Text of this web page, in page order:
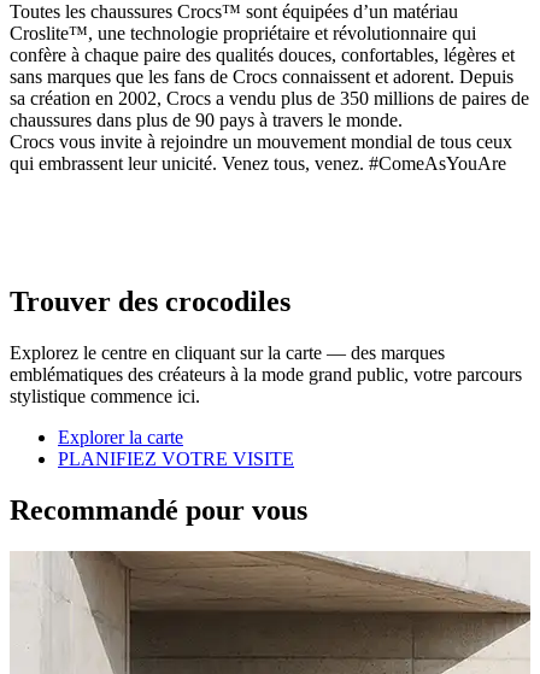
Toutes les chaussures Crocs™ sont équipées d’un matériau
Croslite™, une technologie propriétaire et révolutionnaire qui
confère à chaque paire des qualités douces, confortables, légères et
sans marques que les fans de Crocs connaissent et adorent. Depuis
sa création en 2002, Crocs a vendu plus de 350 millions de paires de
chaussures dans plus de 90 pays à travers le monde.
Crocs vous invite à rejoindre un mouvement mondial de tous ceux
qui embrassent leur unicité. Venez tous, venez. #ComeAsYouAre
Trouver des crocodiles
Explorez le centre en cliquant sur la carte — des marques
emblématiques des créateurs à la mode grand public, votre parcours
stylistique commence ici.
Explorer la carte
PLANIFIEZ VOTRE VISITE
Recommandé pour vous